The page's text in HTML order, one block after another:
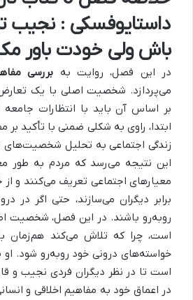
داستایوفسکی : نجیب
باش ولی خودت باور
در این فصل، روایت به بررسی
می‌پردازد. شخصیت اصلی با یک
بر اساس آن باید با انتظارات جامعه
ابتدا، راوی به شکلی ضمنی با تأکید بر
زندگی اجتماعی به تحلیل شخصیت‌های
این نتیجه می‌رسد که مردم به طور
معیارهای اجتماعی تعریف می‌کنند و
برابر دیگران می‌سازند، حتی اگر در
روبه‌رو باشند. در این فصل، شخصیت
است، چرا که تلاش می‌کند هم‌زمان
خواسته‌های درونی خود روبه‌رو شود. او
است تا در نظر دیگران فردی نجیب و
در اعماق خود به مفاهیم اخلاقی و